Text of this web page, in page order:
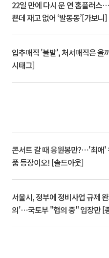
22일 만에 다시 문 연 홈플러스
쁜데 재고 없어 ‘발동동’[가보니]
입추매직 '불발', 처서매직은 올
시태그]
콘서트 갈 때 응원봉만?⋯'최애'
품 등장이오! [솔드아웃]
서울시, 정부에 정비사업 규제
의'⋯국토부 "협의 중" 입장만 [